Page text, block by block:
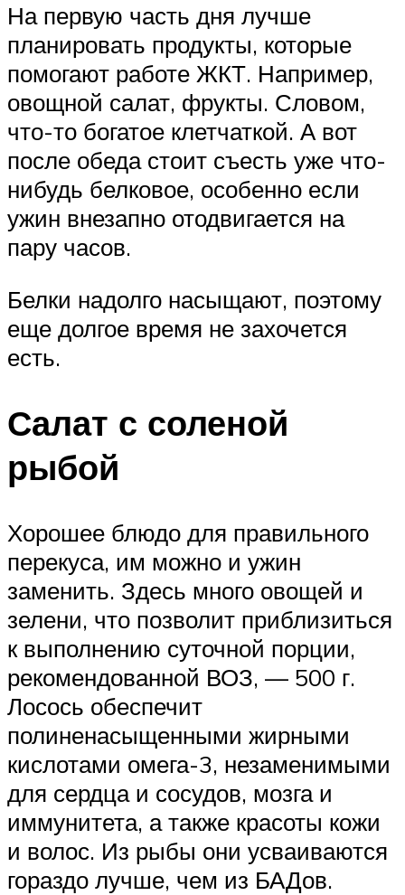
На первую часть дня лучше
планировать продукты, которые
помогают работе ЖКТ. Например,
овощной салат, фрукты. Словом,
что-то богатое клетчаткой. А вот
после обеда стоит съесть уже что-
нибудь белковое, особенно если
ужин внезапно отодвигается на
пару часов.
Белки надолго насыщают, поэтому
еще долгое время не захочется
есть.
Салат с соленой
рыбой
Хорошее блюдо для правильного
перекуса, им можно и ужин
заменить. Здесь много овощей и
зелени, что позволит приблизиться
к выполнению суточной порции,
рекомендованной ВОЗ, — 500 г.
Лосось обеспечит
полиненасыщенными жирными
кислотами омега-3, незаменимыми
для сердца и сосудов, мозга и
иммунитета, а также красоты кожи
и волос. Из рыбы они усваиваются
гораздо лучше, чем из БАДов.